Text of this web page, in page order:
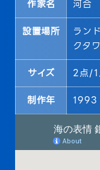
作家名
河合
設置場所
ラン
クタ
サイズ
2点/
制作年
1993